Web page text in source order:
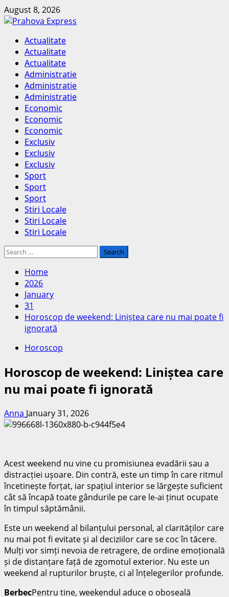
Skip
to
August 8, 2026
Primary
Menu
Actualitate
Actualitate
Actualitate
Administratie
Administratie
Administratie
Economic
Economic
Economic
Exclusiv
Exclusiv
Exclusiv
Sport
Sport
Sport
Stiri Locale
Stiri Locale
Stiri Locale
Search
Home
2026
January
31
Horoscop de weekend: Liniștea care nu mai poate fi
ignorată
Horoscop
Horoscop de weekend: Liniștea care
nu mai poate fi ignorată
Anna January 31, 2026
Acest weekend nu vine cu promisiunea evadării sau a
distracției ușoare. Din contră, este un timp în care ritmul
încetinește forțat, iar spațiul interior se lărgește suficient
cât să încapă toate gândurile pe care le-ai ținut ocupate
în timpul săptămânii.
Este un weekend al bilanțului personal, al clarităților care
nu mai pot fi evitate și al deciziilor care se coc în tăcere.
Mulți vor simți nevoia de retragere, de ordine emoțională
și de distanțare față de zgomotul exterior. Nu este un
weekend al rupturilor bruște, ci al înțelegerilor profunde.
BerbecPentru tine, weekendul aduce o oboseală